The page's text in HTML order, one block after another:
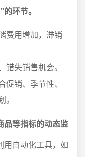
环节。
费用增加，滞销
失销售机会。
销、季节性、
品等指标的动态监
用自动化工具，如